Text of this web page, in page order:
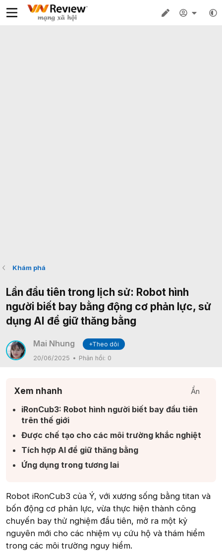
Khám phá
Lần đầu tiên trong lịch sử: Robot hình
người biết bay bằng động cơ phản lực, sử
dụng AI để giữ thăng bằng
Mai Nhung
+Theo dõi
20/06/2025
Phản hồi: 0
Xem nhanh Ẩn
iRonCub3: Robot hình người biết bay đầu tiên
trên thế giới​
Được chế tạo cho các môi trường khắc nghiệt​
Tích hợp AI để giữ thăng bằng​
Ứng dụng trong tương lai​
Robot iRonCub3 của Ý, với xương sống bằng titan và
bốn động cơ phản lực, vừa thực hiện thành công
chuyến bay thử nghiệm đầu tiên, mở ra một kỷ
nguyên mới cho các nhiệm vụ cứu hộ và thám hiểm
trong các môi trường nguy hiểm.